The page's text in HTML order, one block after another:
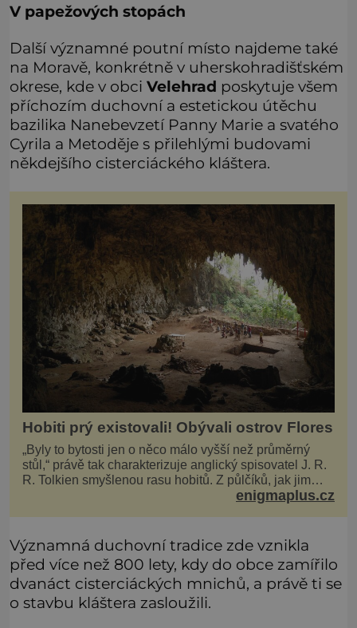
V papežových stopách
Další významné poutní místo najdeme také
na Moravě, konkrétně v uherskohradišťském
okrese, kde v obci Velehrad poskytuje všem
příchozím duchovní a estetickou útěchu
bazilika Nanebevzetí Panny Marie a svatého
Cyrila a Metoděje s přilehlými budovami
někdejšího cisterciáckého kláštera.
Hobiti prý existovali! Obývali ostrov Flores
„Byly to bytosti jen o něco málo vyšší než průměrný
stůl,“ právě tak charakterizuje anglický spisovatel J. R.
R. Tolkien smyšlenou rasu hobitů. Z půlčíků, jak jim
říká, následně udělá hlavní hrdiny svých slavných
enigmaplus.cz
Významná duchovní tradice zde vznikla
před více než 800 lety, kdy do obce zamířilo
dvanáct cisterciáckých mnichů, a právě ti se
o stavbu kláštera zasloužili.